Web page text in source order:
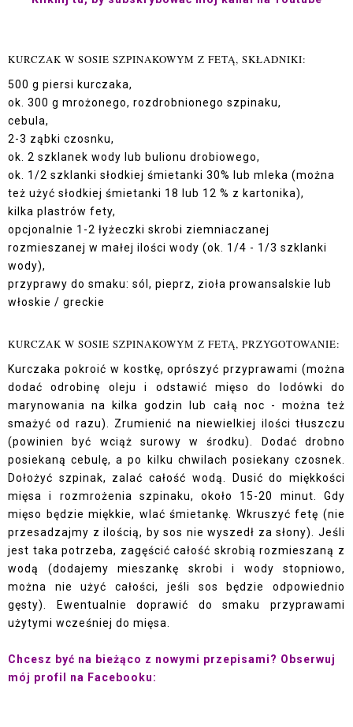
KURCZAK W SOSIE SZPINAKOWYM Z FETĄ, SKŁADNIKI:
500 g piersi kurczaka,
ok. 300 g mrożonego, rozdrobnionego szpinaku,
cebula,
2-3 ząbki czosnku,
ok. 2 szklanek wody lub bulionu drobiowego,
ok. 1/2 szklanki słodkiej śmietanki 30% lub mleka (można
też użyć słodkiej śmietanki 18 lub 12 % z kartonika),
kilka plastrów fety,
opcjonalnie 1-2 łyżeczki skrobi ziemniaczanej
rozmieszanej w małej ilości wody (ok. 1/4 - 1/3 szklanki
wody),
przyprawy do smaku: sól, pieprz, zioła prowansalskie lub
włoskie / greckie
KURCZAK W SOSIE SZPINAKOWYM Z FETĄ, PRZYGOTOWANIE:
Kurczaka pokroić w kostkę, oprószyć przyprawami (można
dodać odrobinę oleju i odstawić mięso do lodówki do
marynowania na kilka godzin lub całą noc - można też
smażyć od razu). Zrumienić na niewielkiej ilości tłuszczu
(powinien być wciąż surowy w środku). Dodać drobno
posiekaną cebulę, a po kilku chwilach posiekany czosnek.
Dołożyć szpinak, zalać całość wodą. Dusić do miękkości
mięsa i rozmrożenia szpinaku, około 15-20 minut. Gdy
mięso będzie miękkie, wlać śmietankę. Wkruszyć fetę (nie
przesadzajmy z ilością, by sos nie wyszedł za słony). Jeśli
jest taka potrzeba, zagęścić całość skrobią rozmieszaną z
wodą (dodajemy mieszankę skrobi i wody stopniowo,
można nie użyć całości, jeśli sos będzie odpowiednio
gęsty). Ewentualnie doprawić do smaku przyprawami
użytymi wcześniej do mięsa.
Chcesz być na bieżąco z nowymi przepisami? Obserwuj
mój profil na Facebooku: